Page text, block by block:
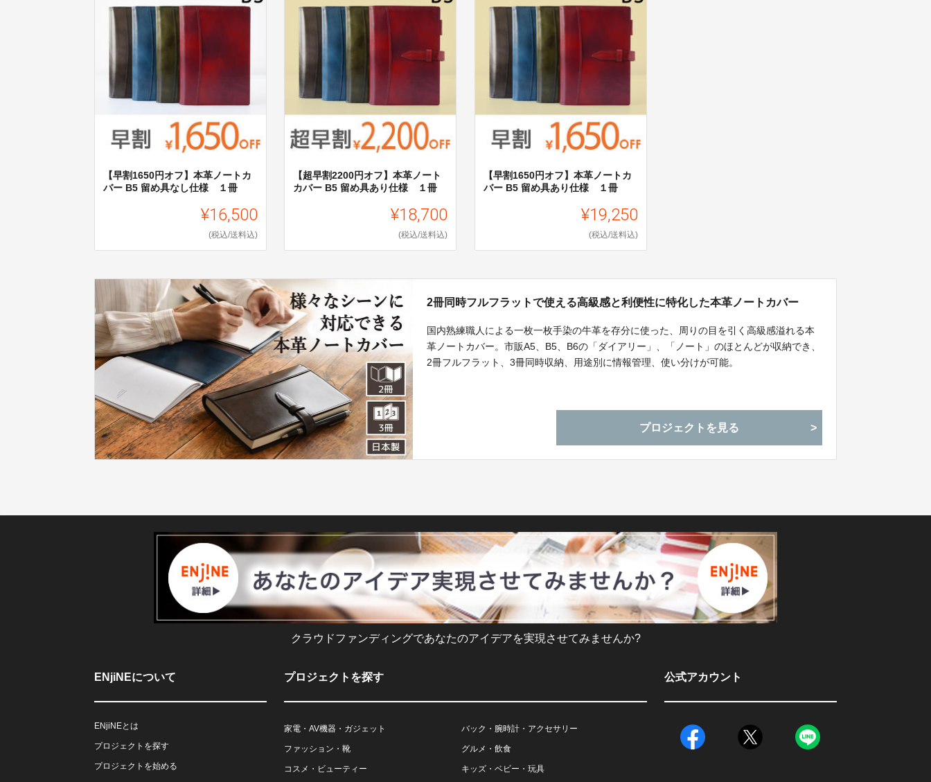
【早割1650円オフ】本革ノートカ
バー B5 留め具なし仕様 １冊
¥16,500
(税込/送料込)
【超早割2200円オフ】本革ノート
カバー B5 留め具あり仕様 １冊
¥18,700
(税込/送料込)
【早割1650円オフ】本革ノートカ
バー B5 留め具あり仕様 １冊
¥19,250
(税込/送料込)
2冊同時フルフラットで使える高級感と利便性に特化した本革ノートカバー
国内熟練職人による一枚一枚手染の牛革を存分に使った、周りの目を引く高級感溢れる本
革ノートカバー。市販A5、B5、B6の「ダイアリー」、「ノート」のほとんどが収納でき、
2冊フルフラット、3冊同時収納、用途別に情報管理、使い分けが可能。
プロジェクトを見る
クラウドファンディングであなたのアイデアを実現させてみませんか?
ENjiNEについて
ENjiNEとは
プロジェクトを探す
プロジェクトを始める
プロジェクトを探す
家電・AV機器・ガジェット バック・腕時計・アクセサリー
ファッション・靴 グルメ・飲食
コスメ・ビューティー キッズ・ベビー・玩具
公式アカウント